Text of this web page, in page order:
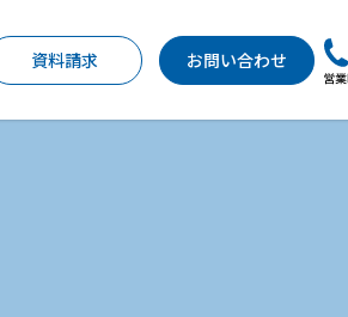
資料請求 お問い合わせ